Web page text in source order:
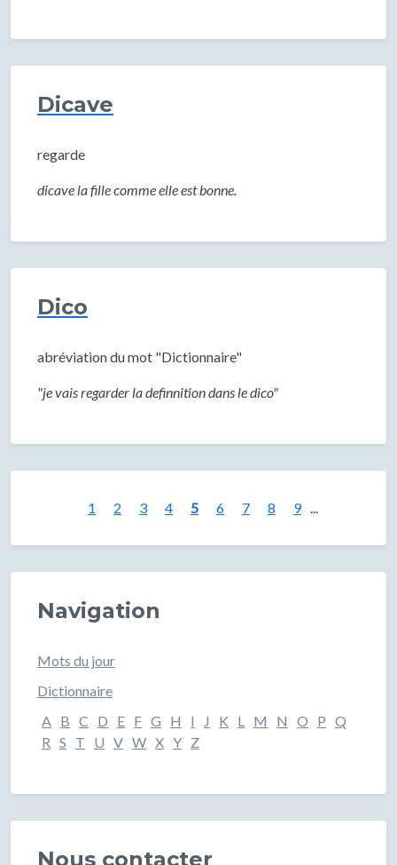
Dicave
regarde
dicave la fille comme elle est bonne.
Dico
abréviation du mot "Dictionnaire"
"je vais regarder la definnition dans le dico"
1 2 3 4 5 6 7 8 9 ...
Navigation
Mots du jour
Dictionnaire
A B C D E F G H I J K L M N O P Q
R S T U V W X Y Z
Nous contacter